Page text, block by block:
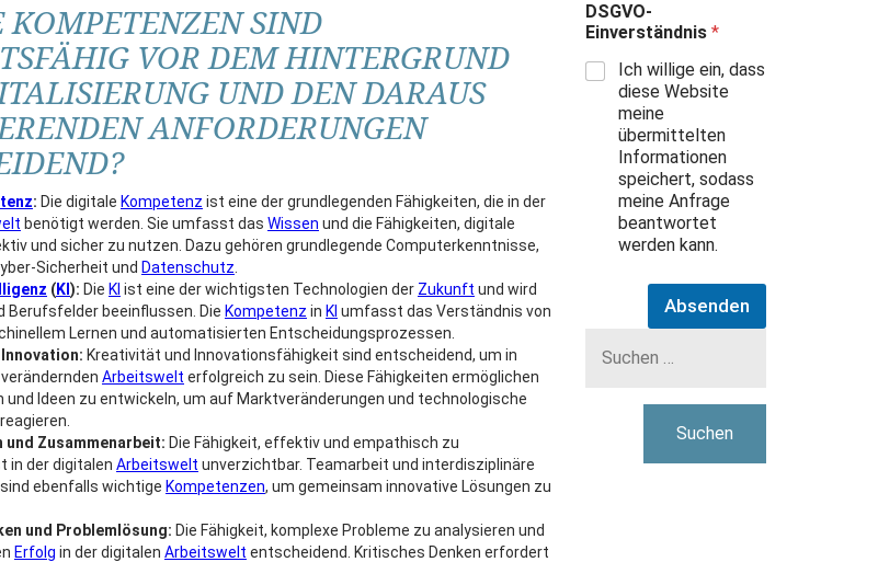
KOMPETENZEN SIND
VOR DEM HINTERGRUND
UND DEN DARAUS
ANFORDERUNGEN
: Die digitale Kompetenz ist eine der grundlegenden Fähigkeiten, die in der
benötigt werden. Sie umfasst das Wissen und die Fähigkeiten, digitale
und sicher zu nutzen. Dazu gehören grundlegende Computerkenntnisse,
Sicherheit und Datenschutz
(KI ): Die KI ist eine der wichtigsten Technologien der Zukunft und wird
Berufsfelder beeinflussen. Die Kompetenz in KI umfasst das Verständnis von
Lernen und automatisierten Entscheidungsprozessen.
Kreativität und Innovationsfähigkeit sind entscheidend, um in
Arbeitswelt erfolgreich zu sein. Diese Fähigkeiten ermöglichen
und Ideen zu entwickeln, um auf Marktveränderungen und technologische
und Zusammenarbeit: Die Fähigkeit, effektiv und empathisch zu
in der digitalen Arbeitswelt unverzichtbar. Teamarbeit und interdisziplinäre
ebenfalls wichtige Kompetenzen, um gemeinsam innovative Lösungen zu
und Problemlösung: Die Fähigkeit, komplexe Probleme zu analysieren und
Erfolg in der digitalen Arbeitswelt entscheidend. Kritisches Denken erfordert
DSGVO-
Einverständnis *
Ich willige ein, dass
diese Website
meine
übermittelten
Informationen
speichert, sodass
meine Anfrage
beantwortet
werden kann.
Absenden